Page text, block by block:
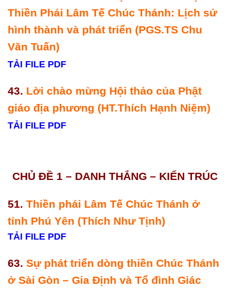
Thiền Phái Lâm Tế Chúc Thánh: Lịch sử
hình thành và phát triển (PGS.TS Chu
Văn Tuấn)
TẢI FILE PDF
43. Lời chào mừng Hội thảo của Phật
giáo địa phương (HT.Thích Hạnh Niệm)
TẢI FILE PDF
CHỦ ĐỀ 1 – DANH THẮNG – KIẾN TRÚC
51. Thiền phái Lâm Tế Chúc Thánh ở
tỉnh Phú Yên (Thích Như Tịnh)
TẢI FILE PDF
63. Sự phát triển dòng thiền Chúc Thánh
ở Sài Gòn – Gia Định và Tổ đình Giác